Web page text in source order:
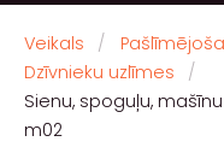
Veikals
Dzīvnieku uzlīmes
Sienu, spoguļu,
m02